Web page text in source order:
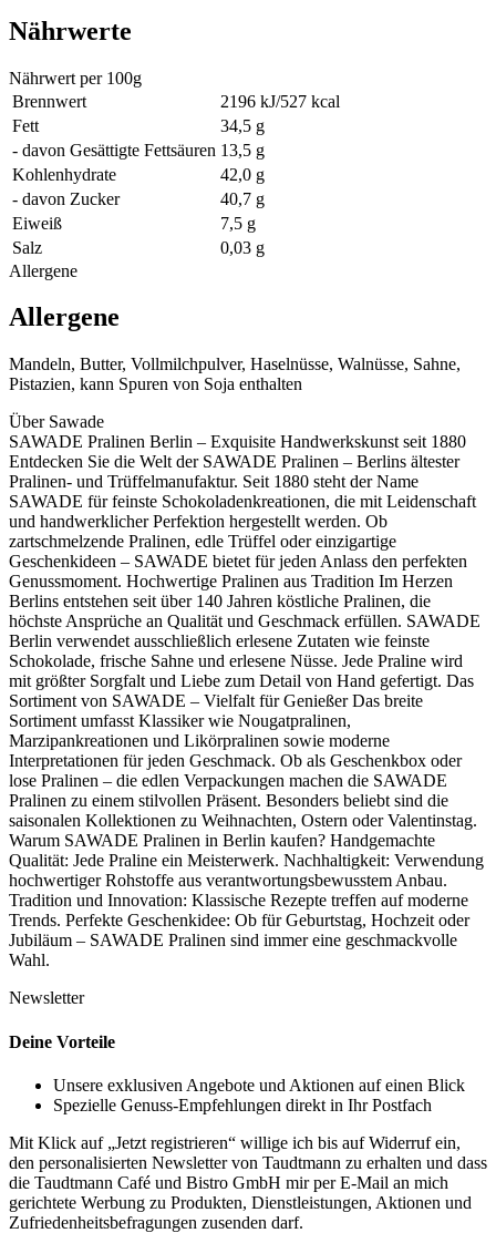
Nährwerte
Nährwert per 100g
Brennwert
2196 kJ/527 kcal
Fett
34,5 g
- davon Gesättigte Fettsäuren 13,5 g
Kohlenhydrate
42,0 g
- davon Zucker
40,7 g
Eiweiß
7,5 g
Salz
0,03 g
Allergene
Allergene
Mandeln, Butter, Vollmilchpulver, Haselnüsse, Walnüsse, Sahne,
Pistazien, kann Spuren von Soja enthalten
Über Sawade
SAWADE Pralinen Berlin – Exquisite Handwerkskunst seit 1880
Entdecken Sie die Welt der SAWADE Pralinen – Berlins ältester
Pralinen- und Trüffelmanufaktur. Seit 1880 steht der Name
SAWADE für feinste Schokoladenkreationen, die mit Leidenschaft
und handwerklicher Perfektion hergestellt werden. Ob
zartschmelzende Pralinen, edle Trüffel oder einzigartige
Geschenkideen – SAWADE bietet für jeden Anlass den perfekten
Genussmoment. Hochwertige Pralinen aus Tradition Im Herzen
Berlins entstehen seit über 140 Jahren köstliche Pralinen, die
höchste Ansprüche an Qualität und Geschmack erfüllen. SAWADE
Berlin verwendet ausschließlich erlesene Zutaten wie feinste
Schokolade, frische Sahne und erlesene Nüsse. Jede Praline wird
mit größter Sorgfalt und Liebe zum Detail von Hand gefertigt. Das
Sortiment von SAWADE – Vielfalt für Genießer Das breite
Sortiment umfasst Klassiker wie Nougatpralinen,
Marzipankreationen und Likörpralinen sowie moderne
Interpretationen für jeden Geschmack. Ob als Geschenkbox oder
lose Pralinen – die edlen Verpackungen machen die SAWADE
Pralinen zu einem stilvollen Präsent. Besonders beliebt sind die
saisonalen Kollektionen zu Weihnachten, Ostern oder Valentinstag.
Warum SAWADE Pralinen in Berlin kaufen? Handgemachte
Qualität: Jede Praline ein Meisterwerk. Nachhaltigkeit: Verwendung
hochwertiger Rohstoffe aus verantwortungsbewusstem Anbau.
Tradition und Innovation: Klassische Rezepte treffen auf moderne
Trends. Perfekte Geschenkidee: Ob für Geburtstag, Hochzeit oder
Jubiläum – SAWADE Pralinen sind immer eine geschmackvolle
Wahl.
Newsletter
Deine Vorteile
Unsere exklusiven Angebote und Aktionen auf einen Blick
Spezielle Genuss-Empfehlungen direkt in Ihr Postfach
Mit Klick auf „Jetzt registrieren“ willige ich bis auf Widerruf ein,
den personalisierten Newsletter von Taudtmann zu erhalten und dass
die Taudtmann Café und Bistro GmbH mir per E-Mail an mich
gerichtete Werbung zu Produkten, Dienstleistungen, Aktionen und
Zufriedenheitsbefragungen zusenden darf.